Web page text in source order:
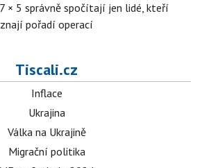
× 5 správně spočítají jen lidé, kteří
znají pořadí operací
Tiscali.cz
Inflace
Ukrajina
Válka na Ukrajině
Migrační politika